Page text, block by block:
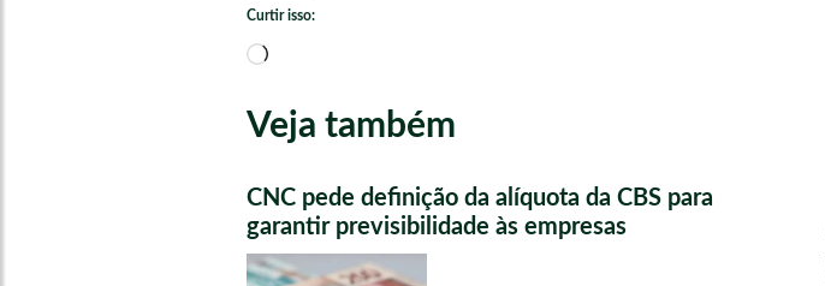
Curtir isso:
Carregando...
Veja também
CNC pede definição da alíquota da CBS para
garantir previsibilidade às empresas